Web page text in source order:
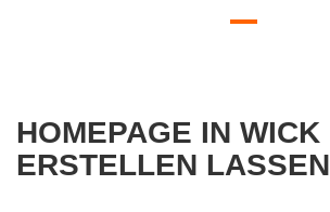
HOMEPAGE IN WICK
ERSTELLEN LASSEN